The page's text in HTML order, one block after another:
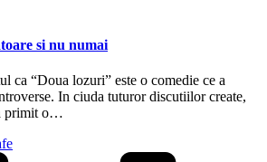
si nu numai
ca “Doua lozuri” este o comedie ce a
In ciuda tuturor discutiilor create,
primit o…